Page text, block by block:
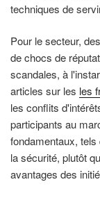
techniques de
Pour le secteur,
de chocs de
scandales, à
articles sur les les
les conflits
participants au
fondamentaux, tels
la sécurité, plutôt
avantages des